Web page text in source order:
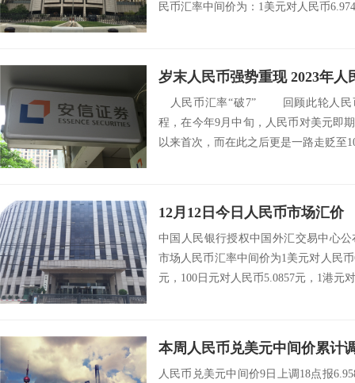
民币汇率中间价为：1美元对人民币
岁末人民币强势重现 2023年人
人民币汇率“破7” 回顾此轮人民币
程，在今年9月中旬，人民币对美元即
以来首次，而在此之后更是一路走贬至
12月12日今日人民币市场汇价
中国人民银行授权中国外汇交易中心公
市场人民币汇率中间价为1美元对人民
元，100日元对人民币5.0857元，1港元
本周人民币兑美元中间价累计
人民币兑美元中间价9日上调18点报